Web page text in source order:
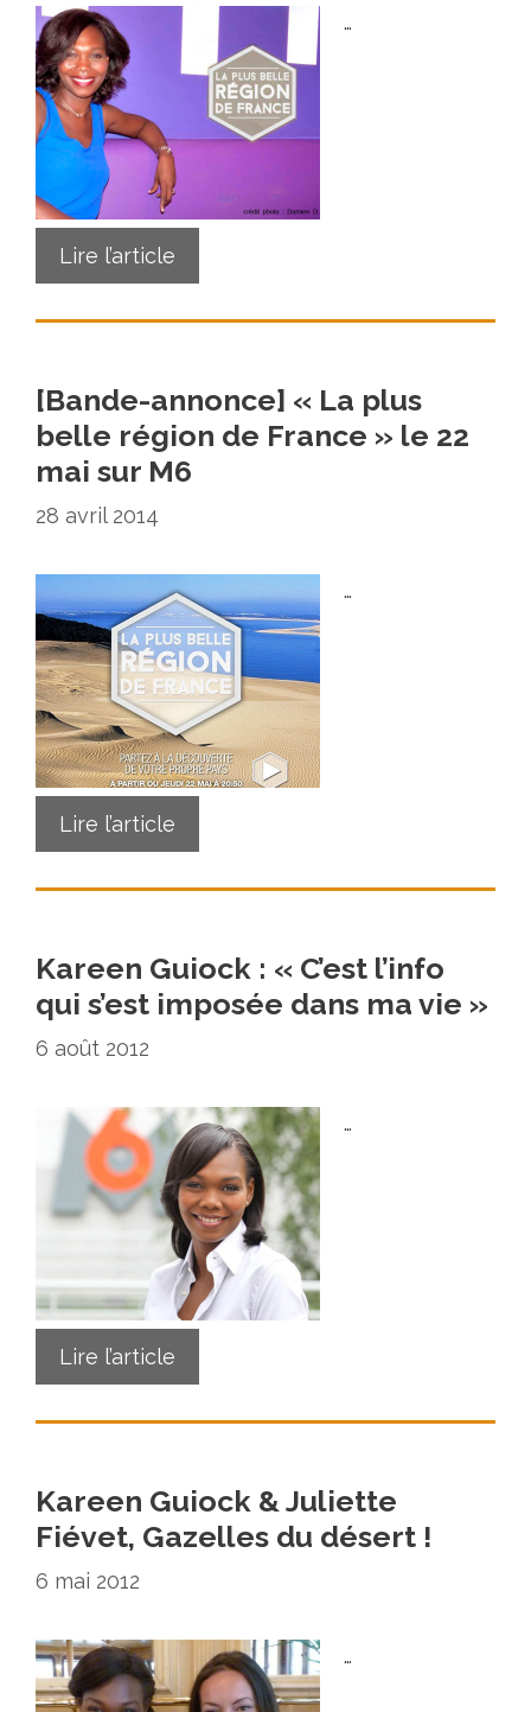
…
Lire l’article
[Bande-annonce] « La plus
belle région de France » le 22
mai sur M6
28 avril 2014
…
Lire l’article
Kareen Guiock : « C’est l’info
qui s’est imposée dans ma vie »
6 août 2012
…
Lire l’article
Kareen Guiock & Juliette
Fiévet, Gazelles du désert !
6 mai 2012
…